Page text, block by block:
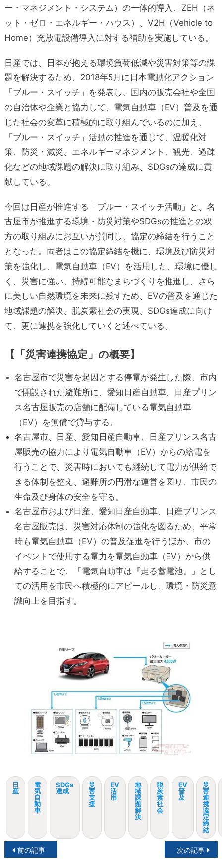
ー・マネジメント・システム）の一体的導入、ZEH（ネ
ット・ゼロ・エネルギー・ハウス）、V2H（Vehicle to
Home）充放電設備導入に対する補助を実施している。
日産では、日本が抱える環境負荷低減や災害対策等の課
題を解決するため、2018年5月に日本電動化アクション
「ブルー・スイッチ」を発表し、国内の販売会社や全国
の自治体や企業と協力して、電気自動車（EV）普及を通
じた社会の変革に積極的に取り組んでいるのに加え、
「ブルー・スイッチ」活動の推進を通じて、温暖化対
策、防災・減災、エネルギーマネジメント、観光、過疎
化などの地域課題の解決に取り組み、SDGsの達成に貢
献している。
今回は日産が推進する「ブルー・スイッチ活動」と、名
古屋市が推進する環境・防災対策やSDGsの推進との双
方の取り組みにお互いが賛同し、協定の締結を行うこと
となった。両者はこの協定締結を機に、環境及び防災対
策を強化し、電気自動車（EV）を活用した、環境に優し
く、災害に強い、持続可能なまちづくりを推進し、さら
に美しい自然環境を未来に残すため、EVの普及を通じた
地域課題の解決、脱炭素社会の実現、SDGs達成に向け
て、更に連携を強化していくと述べている。
【「災害連携協定」の概要】
名古屋市で災害を起因とする停電が発生した際、市内
で開設された避難所に、愛知日産自動車、日産プリン
ス名古屋販売の店舗に配備している電気自動車
（EV）を無償で貸与する。
名古屋市、日産、愛知日産自動車、日産プリンス名古
屋販売の協力により電気自動車（EV）からの給電を
行うことで、災害時においても継続して電力が供給で
きる体制を整え、避難所の円滑な運営を図り、市民の
生命及び身体の安全を守る。
名古屋市および日産、愛知日産自動車、日産プリンス
名古屋販売は、災害対応体制の強化を図るため、平常
時も電気自動車（EV）の普及促進を行うほか、市の
イベントで使用する電力を電気自動車（EV）から供
給することで、「電気自動車は『走る蓄電池』」とし
ての活用を市民へ積極的にアピールし、環境・防災意
識向上を目指す。
日
産
電
気
自
動
車
SDGs
達成
災
害
支
援
EV
活
用
地
域
課
題
解
決
脱
炭
素
社
会
EV
普
及
災
害
連
携
協
定
締
結
投前の記事 次の記事